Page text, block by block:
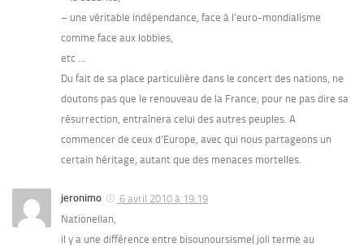
– une véritable indépendance, face à l’euro-mondialisme
comme face aux lobbies,
etc …
Du fait de sa place particulière dans le concert des nations, ne
doutons pas que le renouveau de la France, pour ne pas dire sa
résurrection, entraînera celui des autres peuples. A
commencer de ceux d’Europe, avec qui nous partageons un
certain héritage, autant que des menaces mortelles.
jeronimo
6 avril 2010 à 19:19
Nationellan,
il y a une différence entre bisounoursisme( joli terme au